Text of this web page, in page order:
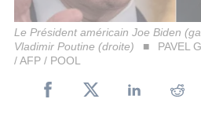
Le Président américain Joe Biden
Vladimir Poutine (droite)
PAVEL
/ AFP / POOL